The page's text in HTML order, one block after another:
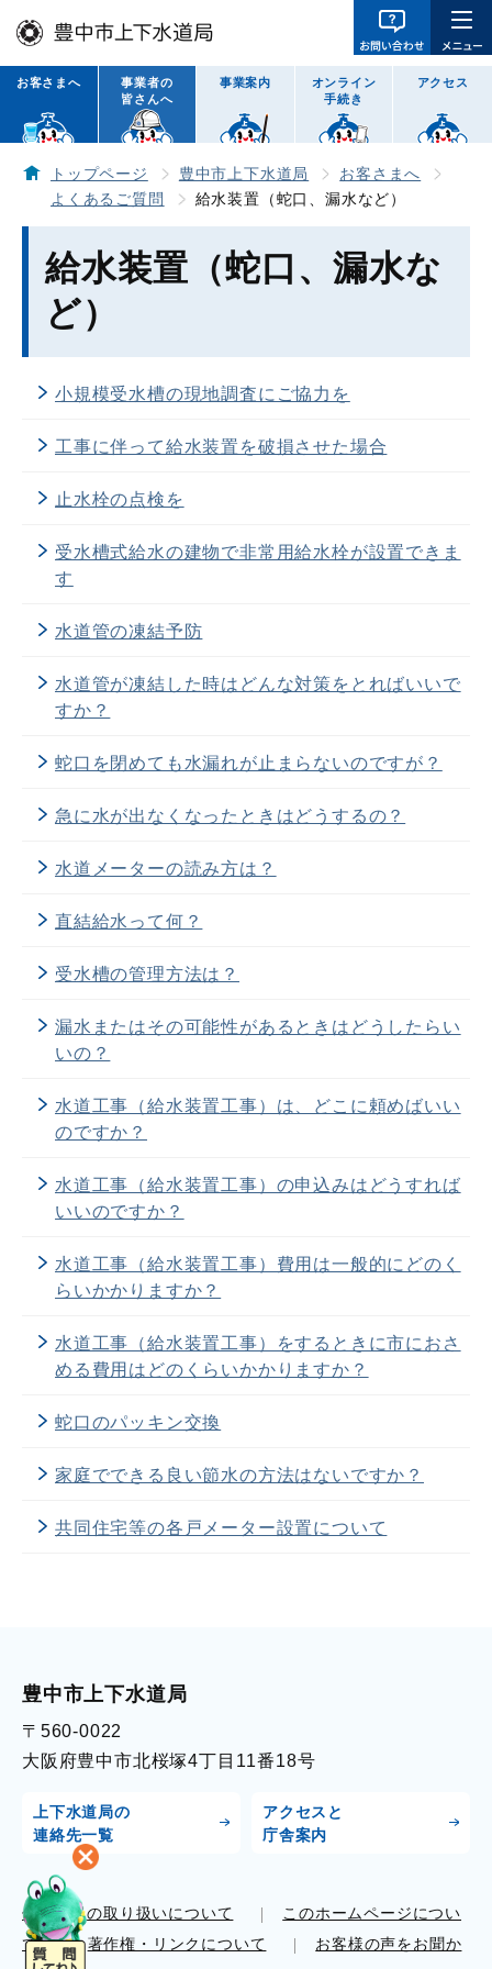
お客さまへ
事業者の
皆さんへ
事業案内
オンライン
手続き
アクセス
トップページ 豊中市上下水道局
お客さまへ
よくあるご質問
給水装置（蛇口、漏水など）
給水装置（蛇口、漏水な
ど）
小規模受水槽の現地調査にご協力を
工事に伴って給水装置を破損させた場合
止水栓の点検を
受水槽式給水の建物で非常用給水栓が設置できま
す
水道管の凍結予防
水道管が凍結した時はどんな対策をとればいいで
すか？
蛇口を閉めても水漏れが止まらないのですが？
急に水が出なくなったときはどうするの？
水道メーターの読み方は？
直結給水って何？
受水槽の管理方法は？
漏水またはその可能性があるときはどうしたらい
いの？
水道工事（給水装置工事）は、どこに頼めばいい
のですか？
水道工事（給水装置工事）の申込みはどうすれば
いいのですか？
水道工事（給水装置工事）費用は一般的にどのく
らいかかりますか？
水道工事（給水装置工事）をするときに市におさ
める費用はどのくらいかかりますか？
蛇口のパッキン交換
家庭でできる良い節水の方法はないですか？
共同住宅等の各戸メーター設置について
豊中市上下水道局
〒560-0022
大阪府豊中市北桜塚4丁目11番18号
上下水道局の
連絡先一覧
アクセスと
庁舎案内
個人情報の取り扱いについて
このホームページについ
て
著作権・リンクについて
お客様の声をお聞か